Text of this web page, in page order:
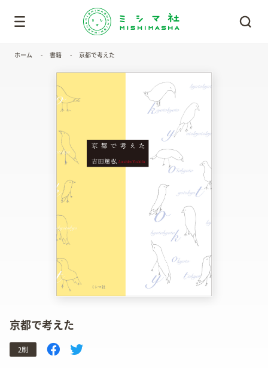
ホーム 書籍 京都で考えた
2刷
京都で考えた